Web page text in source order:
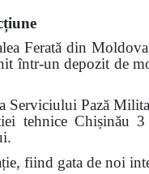
Ferată din
într-un depozit de
Pază
tehnice Chișinău 3
, fiind gata de noi